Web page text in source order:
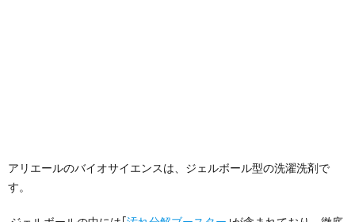
アリエールのバイオサイエンスは、ジェルボール型の洗濯洗剤で
す。